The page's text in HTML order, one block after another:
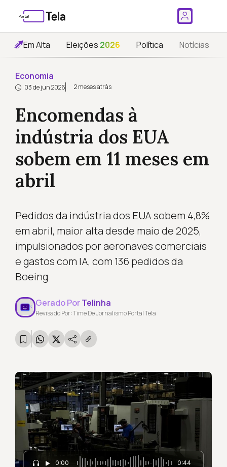
Em Alta Eleições 2026 Política Notícias
Economia
03 de jun 2026 2 meses atrás
Encomendas à
indústria dos EUA
sobem em 11 meses em
abril
Pedidos da indústria dos EUA sobem 4,8%
em abril, maior alta desde maio de 2025,
impulsionados por aeronaves comerciais
e gastos com IA, com 136 pedidos da
Boeing
Gerado PorTelinha
Revisado Por: Time De Jornalismo Portal Tela
0:00 0:44